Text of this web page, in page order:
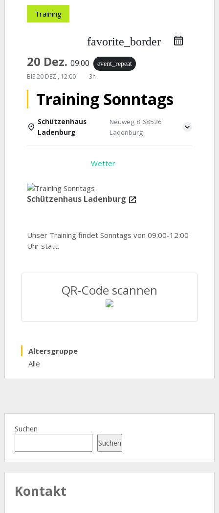
Training
favorite_border
20 Dez. 09:00 event_repeat
BIS20 DEZ., 12:00 3h
Training Sonntags
Schützenhaus
Ladenburg
Neuweg 8 68526
Ladenburg
Wetter
Schützenhaus Ladenburg
Unser Training findet Sonntags von 09:00-12:00
Uhr statt.
QR-Code scannen
Altersgruppe
Alle
Suchen
Suchen
Kontakt